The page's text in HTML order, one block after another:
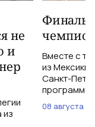
не
и
из
Вместе с
из Мексики
Санкт-
программе
08 августа